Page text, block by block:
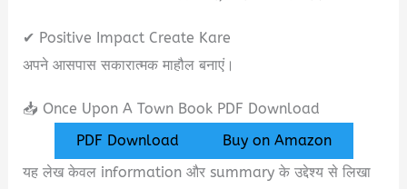
✔ Positive Impact Create Kare
अपने आसपास सकारात्मक माहौल बनाएं।
📥 Once Upon A Town Book PDF Download
PDF Download
Buy on Amazon
यह लेख केवल information और summary के उद्देश्य से लिखा